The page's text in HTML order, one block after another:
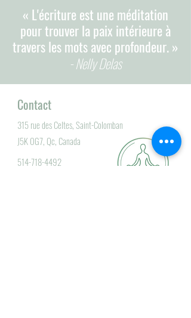
« L'écriture est une méditation
pour trouver la paix intérieure à
travers les mots avec profondeur. »
- Nelly Delas
Contact
315 rue des Celtes, Saint-Colomban
J5K 0G7, Qc, Canada
514-718-4492